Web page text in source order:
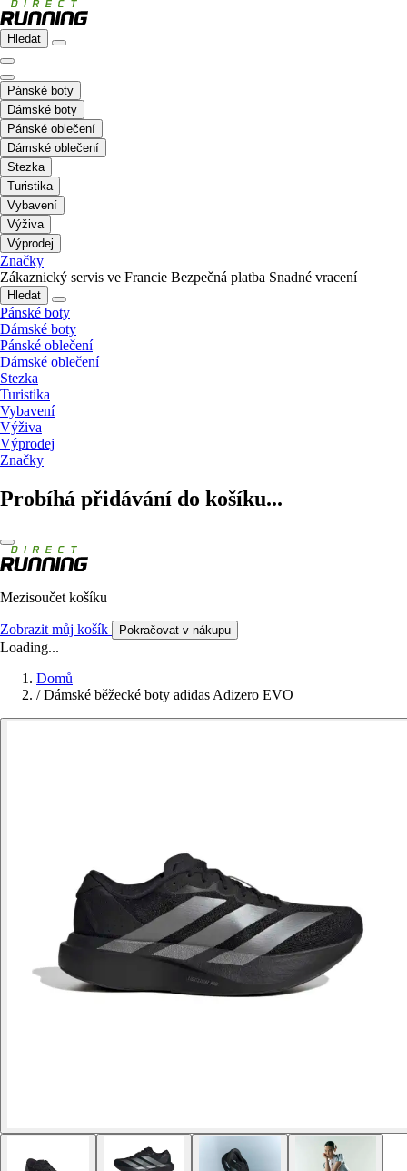
Hledat
Pánské boty
Dámské boty
Pánské oblečení
Dámské oblečení
Stezka
Turistika
Vybavení
Výživa
Výprodej
Značky
Zákaznický servis ve Francie Bezpečná platba Snadné vracení
Hledat
Pánské boty
Dámské boty
Pánské oblečení
Dámské oblečení
Stezka
Turistika
Vybavení
Výživa
Výprodej
Značky
Probíhá přidávání do košíku...
Mezisoučet košíku
Zobrazit můj košík Pokračovat v nákupu
Loading...
Domů
/ Dámské běžecké boty adidas Adizero EVO